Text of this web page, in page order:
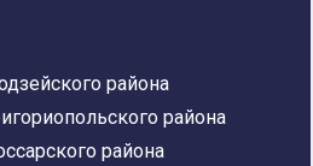
района
района
района